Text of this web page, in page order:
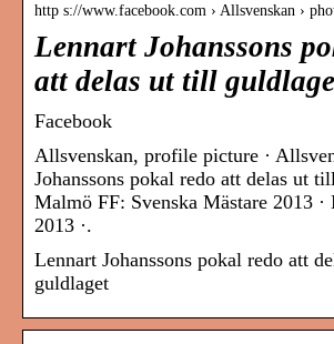
http s://www.facebook.com › Allsvenskan ›
Lennart Johanssons
att delas ut till
Facebook
Allsvenskan, profile picture ·
Johanssons pokal redo att delas ut
Malmö FF: Svenska Mästare 2013 ·
2013 ·.
Lennart Johanssons pokal redo att
guldlaget